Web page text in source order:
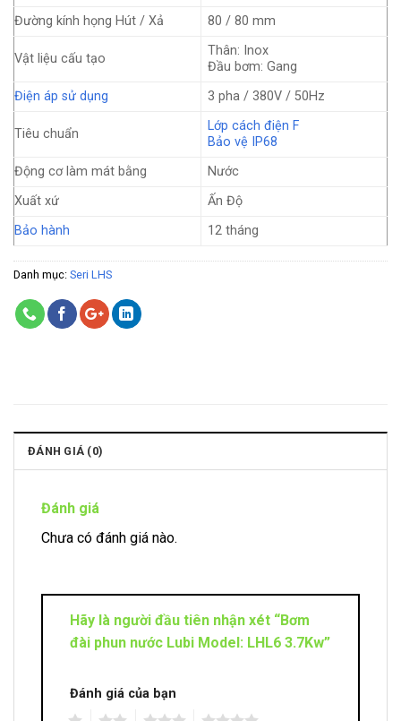
Đường kính họng Hút / Xả
80 / 80 mm
Vật liệu cấu tạo
Thân: Inox
Đầu bơm: Gang
Điện áp sử dụng
3 pha / 380V / 50Hz
Tiêu chuẩn
Lớp cách điện F
Bảo vệ IP68
Động cơ làm mát bằng
Nước
Xuất xứ
Ấn Độ
Bảo hành
12 tháng
Danh mục: Seri LHS
ĐÁNH GIÁ (0)
Đánh giá
Chưa có đánh giá nào.
Hãy là người đầu tiên nhận xét “Bơm
đài phun nước Lubi Model: LHL6 3.7Kw”
Đánh giá của bạn